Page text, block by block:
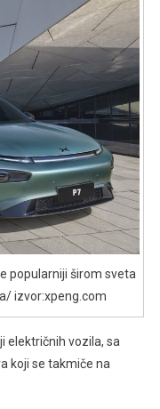
popularniji širom sveta
izvor:xpeng.com
električnih vozila, sa
koji se takmiče na